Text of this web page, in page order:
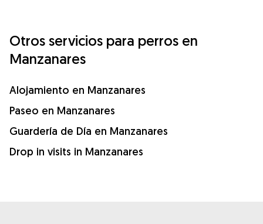
Otros servicios para perros en
Manzanares
Alojamiento en Manzanares
Paseo en Manzanares
Guardería de Día en Manzanares
Drop in visits in Manzanares